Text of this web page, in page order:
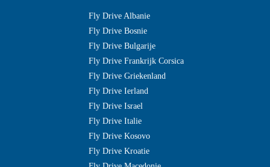
Fly Drive Albanie
Fly Drive Bosnie
Fly Drive Bulgarije
Fly Drive Frankrijk Corsica
Fly Drive Griekenland
Fly Drive Ierland
Fly Drive Israel
Fly Drive Italie
Fly Drive Kosovo
Fly Drive Kroatie